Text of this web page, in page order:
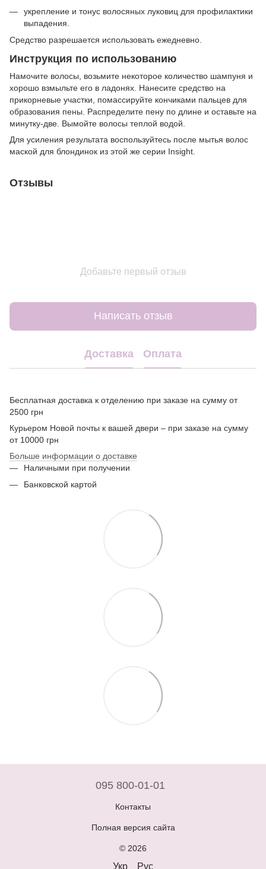
укрепление и тонус волосяных луковиц для профилактики
выпадения.
Средство разрешается использовать ежедневно.
Инструкция по использованию
Намочите волосы, возьмите некоторое количество шампуня и
хорошо взмыльте его в ладонях. Нанесите средство на
прикорневые участки, помассируйте кончиками пальцев для
образования пены. Распределите пену по длине и оставьте на
минутку-две. Вымойте волосы теплой водой.
Для усиления результата воспользуйтесь после мытья волос
маской для блондинок из этой же серии Insight.
Отзывы
Добавьте первый отзыв
Написать отзыв
Доставка Оплата
Бесплатная доставка к отделению при заказе на сумму от
2500 грн
Курьером Новой почты к вашей двери – при заказе на сумму
от 10000 грн
Больше информации о доставке
Наличными при получении
Банковской картой
095 800-01-01
Контакты
Полная версия сайта
© 2026
Укр Рус